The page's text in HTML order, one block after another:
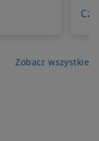
Zobacz wszystkie